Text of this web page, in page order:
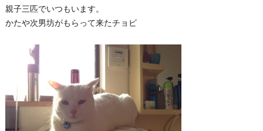
親子三匹でいつもいます。
かたや次男坊がもらって来たチョビ